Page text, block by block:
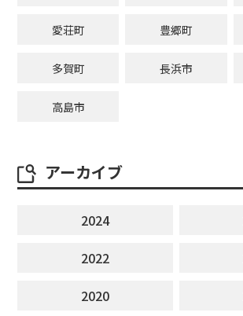
愛荘町 豊郷町
多賀町 長浜市
高島市
アーカイブ
2024
2022
2020